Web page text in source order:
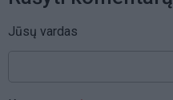
Jūsų vardas